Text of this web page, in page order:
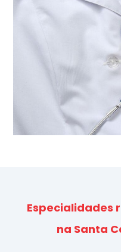
Especialidades
na Santa